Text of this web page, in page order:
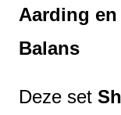
Aarding
Balans
Deze set